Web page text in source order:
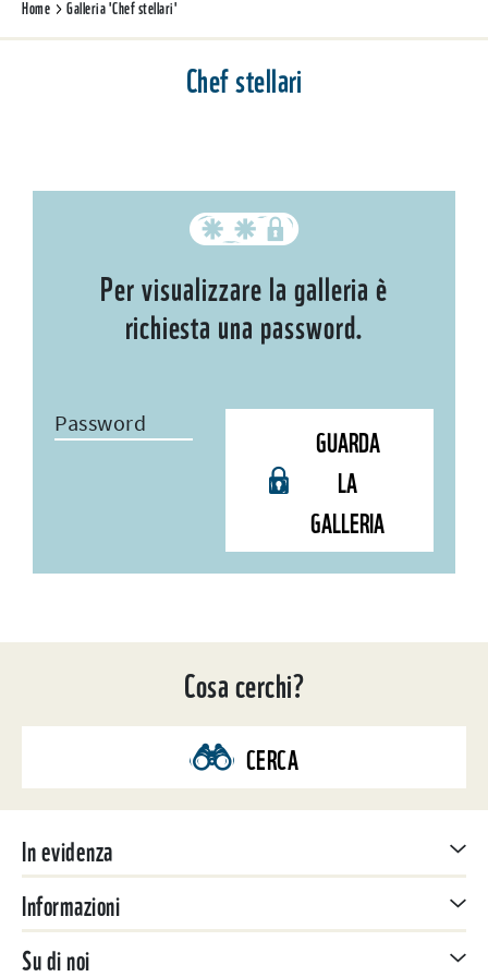
Home Galleria 'Chef stellari'
Chef stellari
Per visualizzare la galleria è
richiesta una password.
Password
GUARDA
LA
GALLERIA
Cosa cerchi?
CERCA
In evidenza
Informazioni
Su di noi